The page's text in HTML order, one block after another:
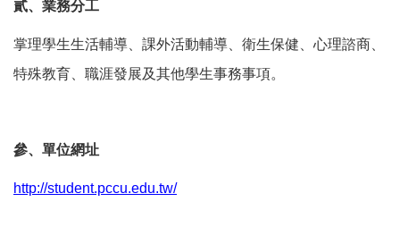
貳、 業務分工
掌理學生生活輔導、課外活動輔導、衛生保健、心理諮商、
特殊教育、職涯發展及其他學生事務事項。
參、 單位網址
http://student.pccu.edu.tw/